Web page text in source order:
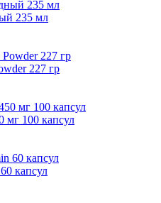
235 мл
227 гр
мг 100 капсул
капсул